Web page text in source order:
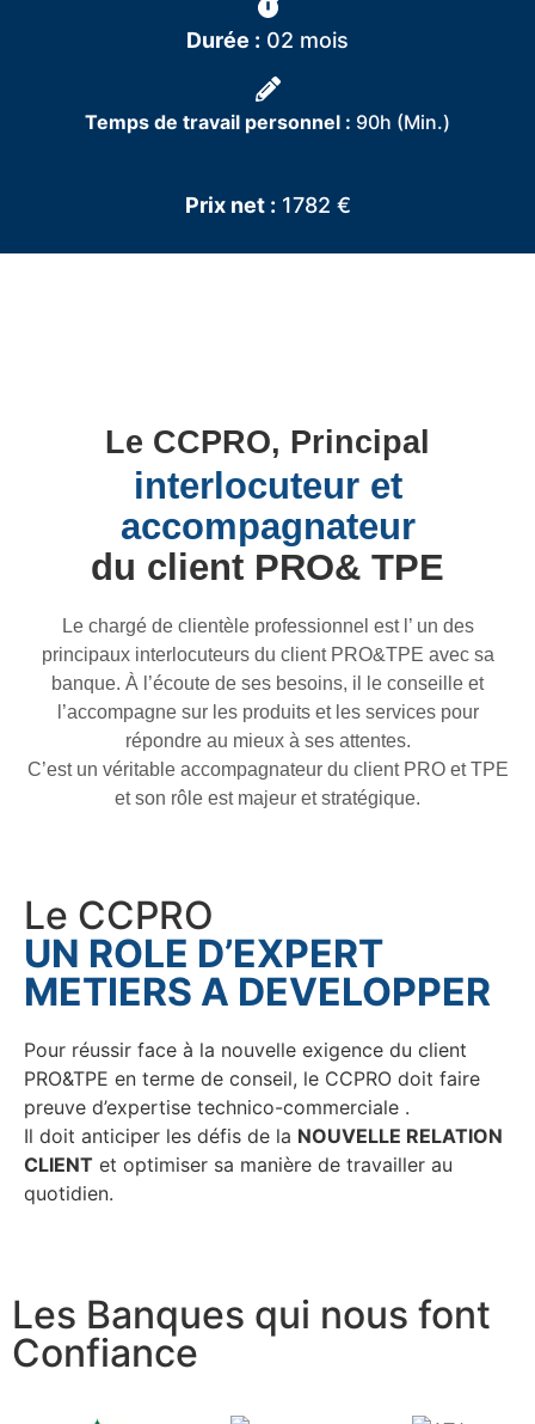
Durée : 02 mois
Temps de travail personnel : 90h (Min.)
Prix net : 1782 €
Le CCPRO, Principal
interlocuteur et
accompagnateur
du client PRO& TPE
Le chargé de clientèle professionnel est l’ un des
principaux interlocuteurs du client PRO&TPE avec sa
banque. À l’écoute de ses besoins, il le conseille et
l’accompagne sur les produits et les services pour
répondre au mieux à ses attentes.
C’est un véritable accompagnateur du client PRO et TPE
et son rôle est majeur et stratégique.
Le CCPRO
UN ROLE D’EXPERT
METIERS A DEVELOPPER
Pour réussir face à la nouvelle exigence du client
PRO&TPE en terme de conseil, le CCPRO doit faire
preuve d’expertise technico-commerciale .
Il doit anticiper les défis de la NOUVELLE RELATION
CLIENT et optimiser sa manière de travailler au
quotidien.
Les Banques qui nous font
Confiance